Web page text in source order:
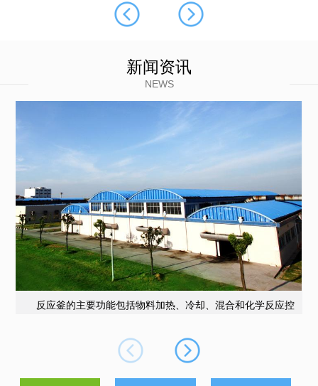
新闻资讯
NEWS
反应釜的主要功能包括物料加热、冷却、混合和化学反应控
损会影响混合均匀度，维修时需及时更换；温度控制系统包括加
热夹套或冷却管路，应检查是否堵塞或...